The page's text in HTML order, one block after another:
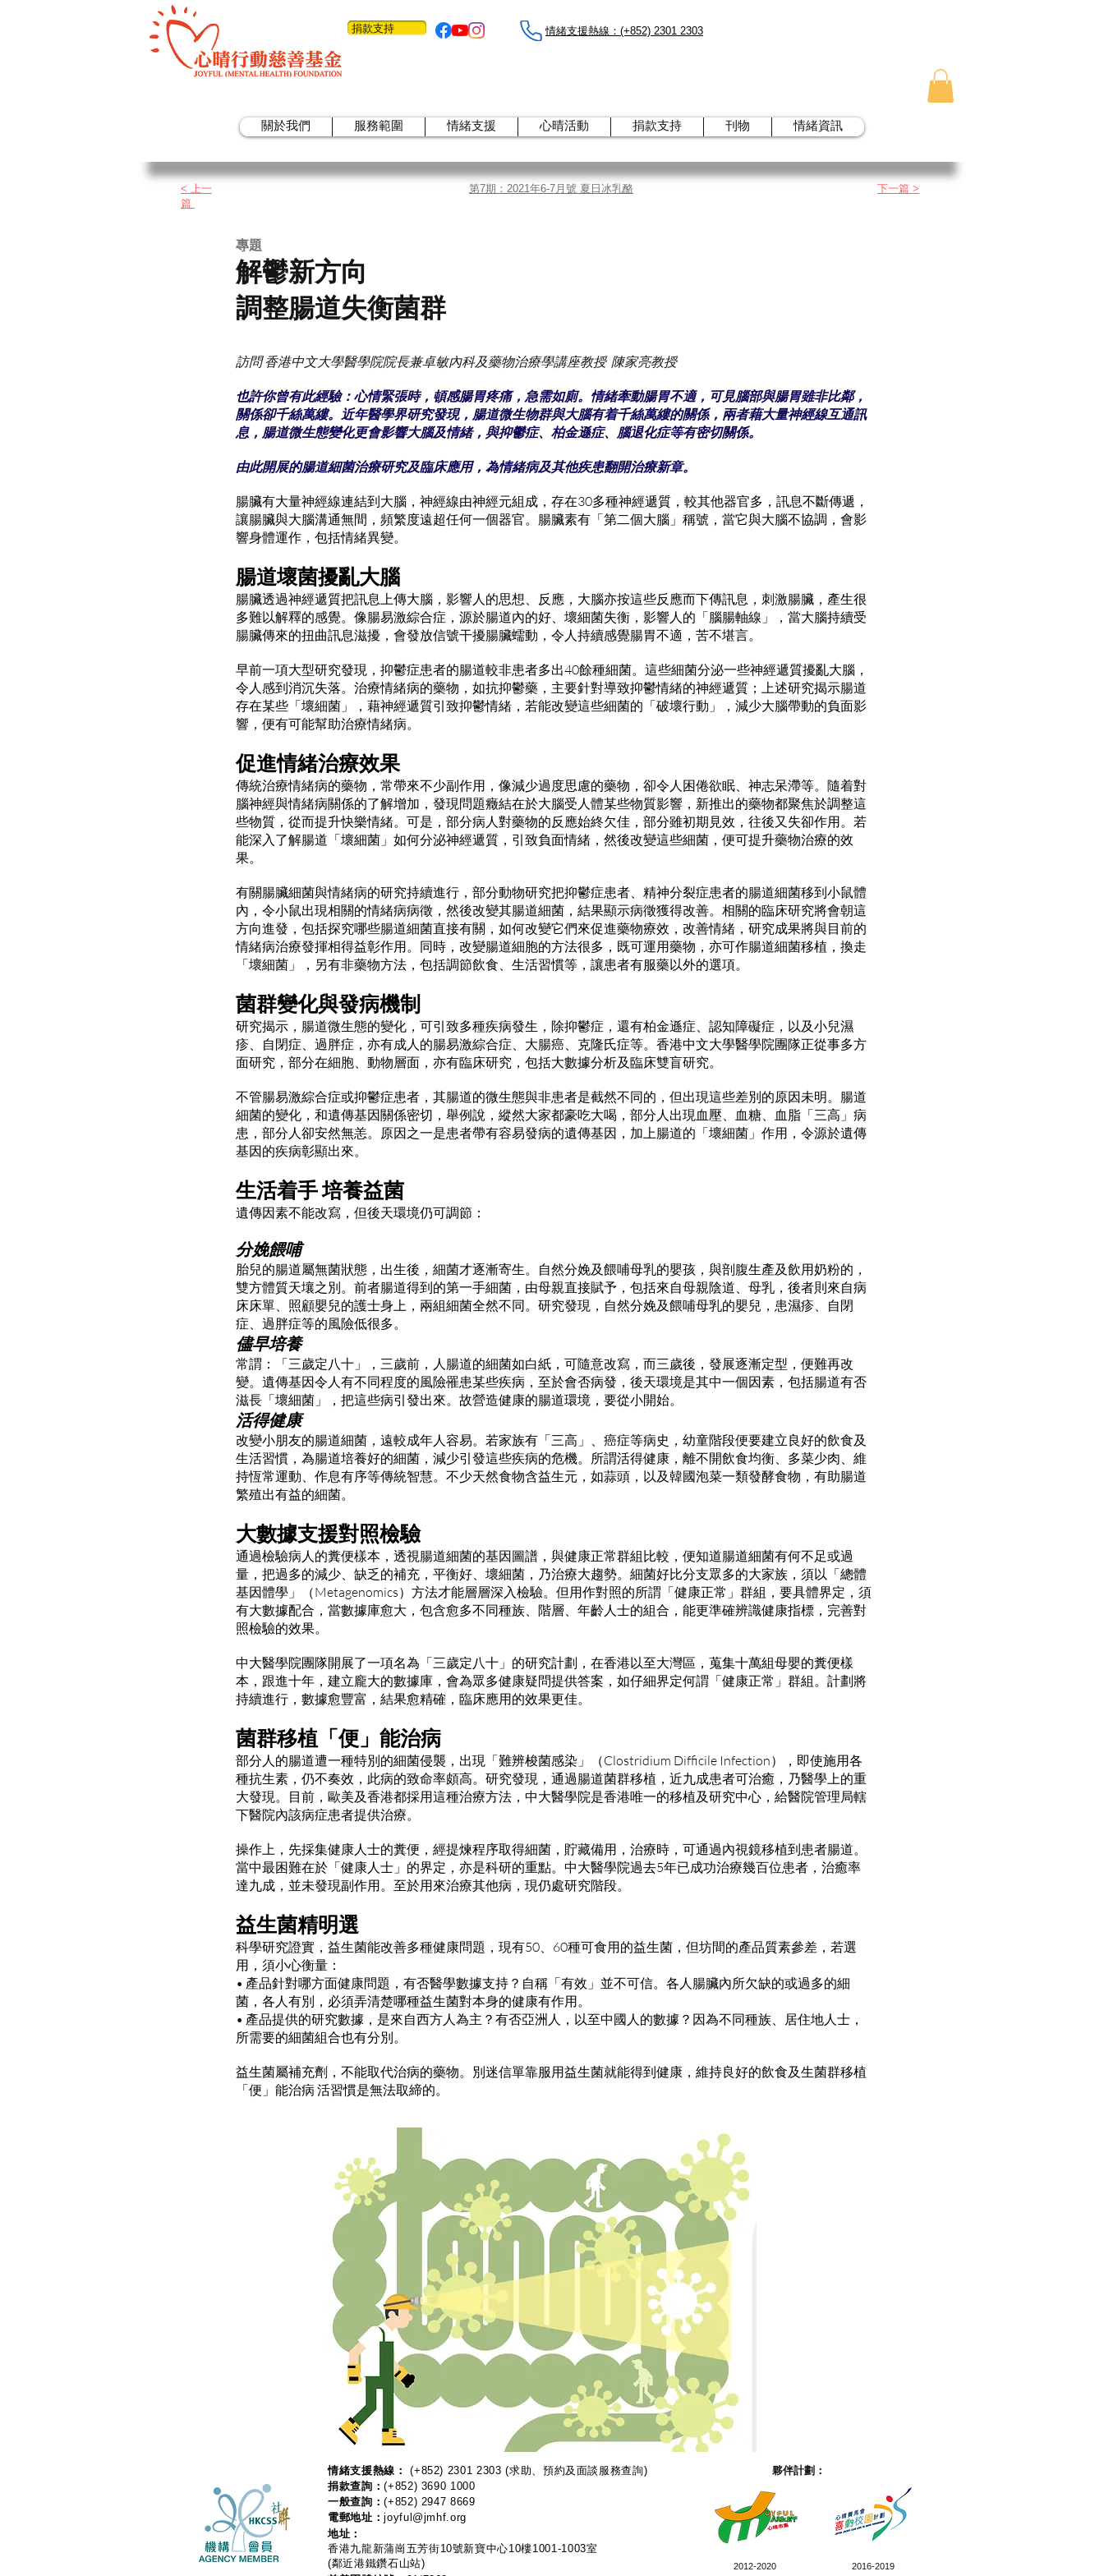
捐款支持 情緒支援熱線：​​(+852) 2301 2303
關於我們 服務範圍 情緒支援 心晴活動 捐款支持 刊物 情緒資訊
< 上一
篇
第7期：2021年6-7月號 夏日冰乳酪 下一篇 >
​專題
解鬱新方向
調整腸道失衡菌群
訪問 香港中文大學醫學院院長兼卓敏內科及藥物治療學講座教授 陳家亮教授
也許你曾有此經驗：心情緊張時，頓感腸胃疼痛，急需如廁。情緒牽動腸胃不適，可見腦部與腸胃雖非比鄰，
關係卻千絲萬縷。近年醫學界研究發現，腸道微生物群與大腦有着千絲萬縷的關係，兩者藉大量神經線互通訊
息，腸道微生態變化更會影響大腦及情緒，與抑鬱症、柏金遜症、腦退化症等有密切關係。
由此開展的腸道細菌治療研究及臨床應用，為情緒病及其他疾患翻開治療新章。
腸臟有大量神經線連結到大腦，神經線由神經元組成，存在30多種神經遞質，較其他器官多，訊息不斷傳遞，
讓腸臟與大腦溝通無間，頻繁度遠超任何一個器官。腸臟素有「第二個大腦」稱號，當它與大腦不協調，會影
響身體運作，包括情緒異變。
腸道壞菌擾亂大腦
腸臟透過神經遞質把訊息上傳大腦，影響人的思想、反應，大腦亦按這些反應而下傳訊息，刺激腸臟，產生很
多難以解釋的感覺。像腸易激綜合症，源於腸道內的好、壞細菌失衡，影響人的「腦腸軸線」，當大腦持續受
腸臟傳來的扭曲訊息滋擾，會發放信號干擾腸臟蠕動，令人持續感覺腸胃不適，苦不堪言。
早前一項大型研究發現，抑鬱症患者的腸道較非患者多出40餘種細菌。這些細菌分泌一些神經遞質擾亂大腦，
令人感到消沉失落。治療情緒病的藥物，如抗抑鬱藥，主要針對導致抑鬱情緒的神經遞質；上述研究揭示腸道
存在某些「壞細菌」，藉神經遞質引致抑鬱情緒，若能改變這些細菌的「破壞行動」，減少大腦帶動的負面影
響，便有可能幫助治療情緒病。
促進情緒治療效果
傳統治療情緒病的藥物，常帶來不少副作用，像減少過度思慮的藥物，卻令人困倦欲眠、神志呆滯等。隨着對
腦神經與情緒病關係的了解增加，發現問題癥結在於大腦受人體某些物質影響，新推出的藥物都聚焦於調整這
些物質，從而提升快樂情緒。可是，部分病人對藥物的反應始終欠佳，部分雖初期見效，往後又失卻作用。若
能深入了解腸道「壞細菌」如何分泌神經遞質，引致負面情緒，然後改變這些細菌，便可提升藥物治療的效
果。
有關腸臟細菌與情緒病的研究持續進行，部分動物研究把抑鬱症患者、精神分裂症患者的腸道細菌移到小鼠體
內，令小鼠出現相關的情緒病病徵，然後改變其腸道細菌，結果顯示病徵獲得改善。相關的臨床研究將會朝這
方向進發，包括探究哪些腸道細菌直接有關，如何改變它們來促進藥物療效，改善情緒，研究成果將與目前的
情緒病治療發揮相得益彰作用。同時，改變腸道細胞的方法很多，既可運用藥物，亦可作腸道細菌移植，換走
「壞細菌」，另有非藥物方法，包括調節飲食、生活習慣等，讓患者有服藥以外的選項。
菌群變化與發病機制
研究揭示，腸道微生態的變化，可引致多種疾病發生，除抑鬱症，還有柏金遜症、認知障礙症，以及小兒濕
疹、自閉症、過胖症，亦有成人的腸易激綜合症、大腸癌、克隆氏症等。香港中文大學醫學院團隊正從事多方
面研究，部分在細胞、動物層面，亦有臨床研究，包括大數據分析及臨床雙盲研究。
不管腸易激綜合症或抑鬱症患者，其腸道的微生態與非患者是截然不同的，但出現這些差別的原因未明。腸道
細菌的變化，和遺傳基因關係密切，舉例說，縱然大家都豪吃大喝，部分人出現血壓、血糖、血脂「三高」病
患，部分人卻安然無恙。原因之一是患者帶有容易發病的遺傳基因，加上腸道的「壞細菌」作用，令源於遺傳
基因的疾病彰顯出來。
生活着手 培養益菌
遺傳因素不能改寫，但後天環境仍可調節：
分娩餵哺
胎兒的腸道屬無菌狀態，出生後，細菌才逐漸寄生。自然分娩及餵哺母乳的嬰孩，與剖腹生產及飲用奶粉的，
雙方體質天壤之別。前者腸道得到的第一手細菌，由母親直接賦予，包括來自母親陰道、母乳，後者則來自病
床床單、照顧嬰兒的護士身上，兩組細菌全然不同。研究發現，自然分娩及餵哺母乳的嬰兒，患濕疹、自閉
症、過胖症等的風險低很多。
儘早培養
常謂：「三歲定八十」，三歲前，人腸道的細菌如白紙，可隨意改寫，而三歲後，發展逐漸定型，便難再改
變。遺傳基因令人有不同程度的風險罹患某些疾病，至於會否病發，後天環境是其中一個因素，包括腸道有否
滋長「壞細菌」，把這些病引發出來。故營造健康的腸道環境，要從小開始。
活得健康
改變小朋友的腸道細菌，遠較成年人容易。若家族有「三高」、癌症等病史，幼童階段便要建立良好的飲食及
生活習慣，為腸道培養好的細菌，減少引發這些疾病的危機。所謂活得健康，離不開飲食均衡、多菜少肉、維
持恆常運動、作息有序等傳統智慧。不少天然食物含益生元，如蒜頭，以及韓國泡菜一類發酵食物，有助腸道
繁殖出有益的細菌。
大數據支援對照檢驗
通過檢驗病人的糞便樣本，透視腸道細菌的基因圖譜，與健康正常群組比較，便知道腸道細菌有何不足或過
量，把過多的減少、缺乏的補充，平衡好、壞細菌，乃治療大趨勢。細菌好比分支眾多的大家族，須以「總體
基因體學」（Metagenomics）方法才能層層深入檢驗。但用作對照的所謂「健康正常」群組，要具體界定，須
有大數據配合，當數據庫愈大，包含愈多不同種族、階層、年齡人士的組合，能更準確辨識健康指標，完善對
照檢驗的效果。
中大醫學院團隊開展了一項名為「三歲定八十」的研究計劃，在香港以至大灣區，蒐集十萬組母嬰的糞便樣
本，跟進十年，建立龐大的數據庫，會為眾多健康疑問提供答案，如仔細界定何謂「健康正常」群組。計劃將
持續進行，數據愈豐富，結果愈精確，臨床應用的效果更佳。
菌群移植「便」能治病
部分人的腸道遭一種特別的細菌侵襲，出現「難辨梭菌感染」（Clostridium Difficile Infection），即使施用各
種抗生素，仍不奏效，此病的致命率頗高。 研究發現，通過腸道菌群移植，近九成患者可治癒，乃醫學上的重
大發現。目前，歐美及香港都採用這種治療方法，中大醫學院是香港唯一的移植及研究中心，給醫院管理局轄
下醫院內該病症患者提供治療。
操作上，先採集健康人士的糞便，經提煉程序取得細菌，貯藏備用，治療時，可通過內視鏡移植到患者腸道。
當中最困難在於「健康人士」的界定，亦是科研的重點。中大醫學院過去5年已成功治療幾百位患者，治癒率
達九成，並未發現副作用。至於用來治療其他病，現仍處研究階段。
益生菌精明選
科學研究證實，益生菌能改善多種健康問題，現有50、60種可食用的益生菌，但坊間的產品質素參差，若選
用，須小心衡量：
• 產品針對哪方面健康問題，有否醫學數據支持？自稱「有效」並不可信。各人腸臟內所欠缺的或過多的細
菌，各人有別，必須弄清楚哪種益生菌對本身的健康有作用。
• 產品提供的研究數據，是來自西方人為主？有否亞洲人，以至中國人的數據？因為不同種族、居住地人士，
所需要的細菌組合也有分別。
益生菌屬補充劑，不能取代治病的藥物。別迷信單靠服用益生菌就能得到健康，維持良好的飲食及生菌群移植
「便」能治病 活習慣是無法取締的。
情緒支援熱線：​​(+852) 2301 2303(求助、預約及面談服務查詢)
捐款查詢：(+852) 3690 1000
一般查詢：(+852) 2947 8669
電郵地址：joyful@jmhf.org
地址：
香港九龍新蒲崗五芳街10號新寶中心10樓1001-1003室
(鄰近港鐵鑽石山站)
夥伴計劃：
2012-2020 2016-2019